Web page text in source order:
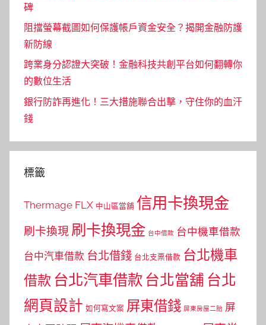
碑
阻擋螢幕截圖如何保護帳戶資金安全？揭開金融防護
新防線
跨業身分認證大突破！金融科技共創平台如何翻轉你
的數位生活
銀行防詐再進化！三大措施聯合出擊，守住你的血汗
錢
標籤
Thermage FLX 中山區當舖 信用卡換現金
刷卡換現 刷卡換現金 台中借款 台中機車借款
台中汽車借款 台北借錢 台北支票借款 台北機車
借款 台北汽車借款 台北當舖 台北
網頁設計 如何寫文案 屏東借錢 屏東房屋二胎 屏